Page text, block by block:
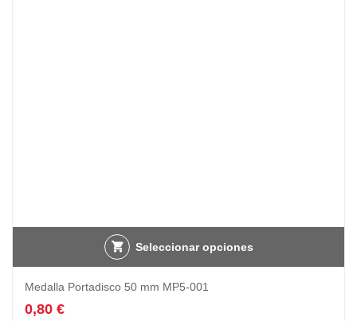
Seleccionar opciones
Medalla Portadisco 50 mm MP5-001
0,80 €